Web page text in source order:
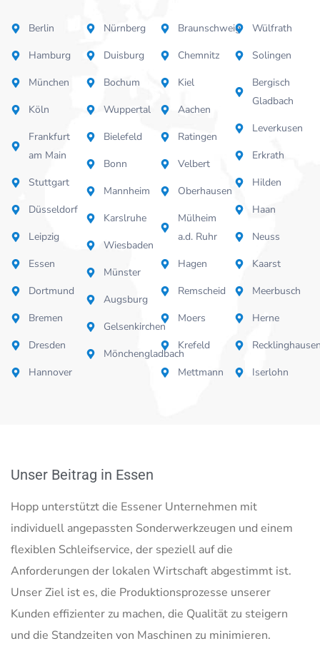
Berlin
Hamburg
München
Köln
Frankfurt
am Main
Stuttgart
Düsseldorf
Leipzig
Essen
Dortmund
Bremen
Dresden
Hannover
Nürnberg
Duisburg
Bochum
Wuppertal
Bielefeld
Bonn
Mannheim
Karslruhe
Wiesbaden
Münster
Augsburg
Gelsenkirchen
Mönchengladbach
Braunschweig
Chemnitz
Kiel
Aachen
Ratingen
Velbert
Oberhausen
Mülheim
a.d. Ruhr
Hagen
Remscheid
Moers
Krefeld
Mettmann
Wülfrath
Solingen
Bergisch
Gladbach
Leverkusen
Erkrath
Hilden
Haan
Neuss
Kaarst
Meerbusch
Herne
Iserlohn
Unser Beitrag in Essen
Hopp unterstützt die Essener Unternehmen mit
individuell angepassten Sonderwerkzeugen und einem
flexiblen Schleifservice, der speziell auf die
Anforderungen der lokalen Wirtschaft abgestimmt ist.
Unser Ziel ist es, die Produktionsprozesse unserer
Kunden effizienter zu machen, die Qualität zu steigern
und die Standzeiten von Maschinen zu minimieren.